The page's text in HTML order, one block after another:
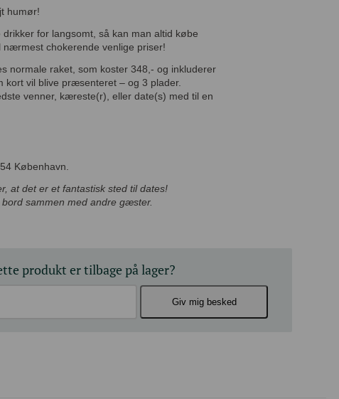
humør!
drikker for langsomt, så kan man altid købe
nærmest chokerende venlige priser!
normale raket, som koster 348,- og
som kort vil blive præsenteret – og 3
venner, kæreste(r), eller date(s) med til
at det er et fantastisk sted til dates!
produkt er tilbage på lager?
Giv mig besked